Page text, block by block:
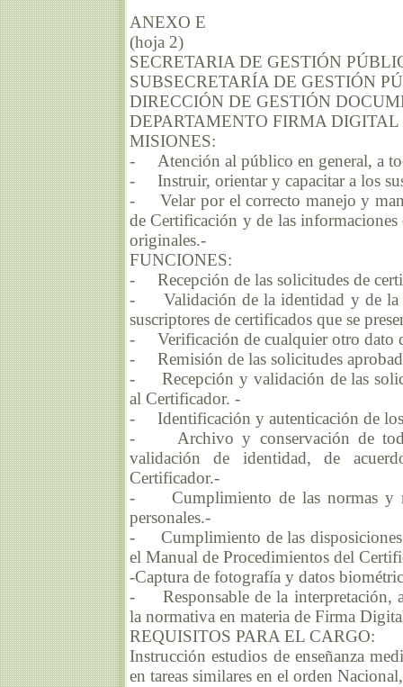
ANEXO E
(hoja 2)
SECRETARIA DE GESTIÓN
SUBSECRETARÍA DE GESTIÓN
DIRECCIÓN DE GESTIÓN
DEPARTAMENTO FIRMA DIGITAL
MISIONES:
- Atención al público en general, a
- Instruir, orientar y capacitar a los
- Velar por el correcto manejo y
de Certificación y de las informaciones
originales.-
FUNCIONES:
- Recepción de las solicitudes de
- Validación de la identidad y de la
suscriptores de certificados que se
- Verificación de cualquier otro dato
- Remisión de las solicitudes
- Recepción y validación de las
al Certificador. -
- Identificación y autenticación de los
- Archivo y conservación de toda
validación de identidad, de
Certificador.-
- Cumplimiento de las normas y
personales.-
- Cumplimiento de las disposiciones
el Manual de Procedimientos del
-Captura de fotografía y datos
- Responsable de la interpretación,
la normativa en materia de Firma
REQUISITOS PARA EL CARGO:
Instrucción estudios de enseñanza
en tareas similares en el orden